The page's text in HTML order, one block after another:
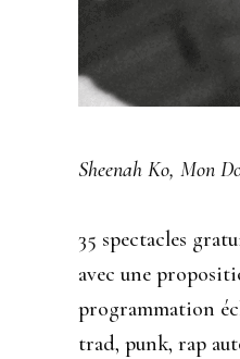
Sheenah Ko, Mon
35 spectacles
avec une
programmation
trad, punk, rap